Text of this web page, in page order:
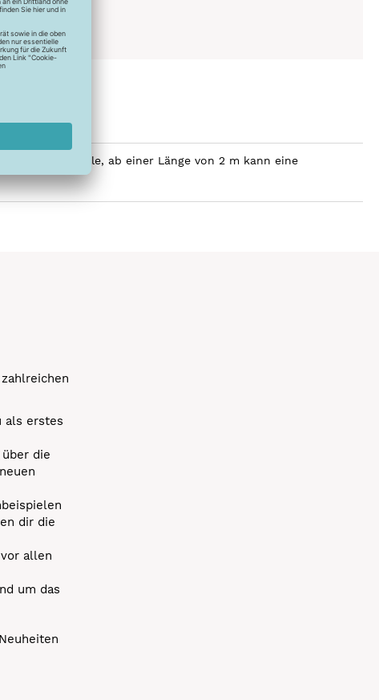
Ansatzstelle, ab einer Länge von 2 m kann eine
als erstes
die
dir die
allen
um das